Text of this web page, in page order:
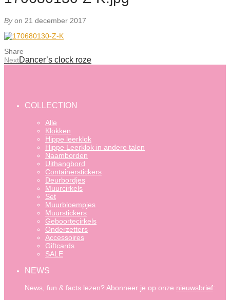
Byon 21 december 2017
Share
NextDancer’s clock roze
COLLECTION
Alle
Klokken
Hippe leerklok
Hippe Leerklok in andere talen
Naamborden
Uithangbord
Containerstickers
Deurbordjes
Muurcirkels
Set
Muurbloempjes
Muurstickers
Geboortecirkels
Onderzetters
Accessoires
Giftcards
SALE
NEWS
News, fun & facts lezen? Abonneer je op onze nieuwsbrief: